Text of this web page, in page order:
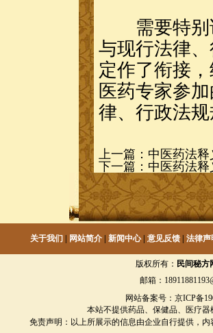
需要特别说
与现行法律
定作了衔接
医药专家参
律、行政法
上一篇： 中医药法释
下一篇： 中医药法释
关于我们 网站简介 新闻中心| 意见反馈 法律声
版权所有： 民间秘方
邮箱：
网站备案号：京ICP备
本站不提供药品、保健品、医疗
免责声明：以上所展示的信息由企业自行提供，